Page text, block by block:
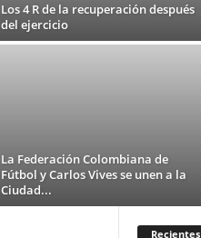
Los 4 R de la recuperación después
del ejercicio
La Federación Colombiana de
Fútbol y Carlos Vives se unen a la
Ciudad...
Recientes